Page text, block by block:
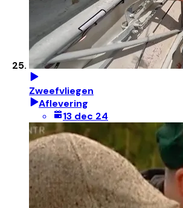
Zweefvliegen
Aflevering
13 dec 24